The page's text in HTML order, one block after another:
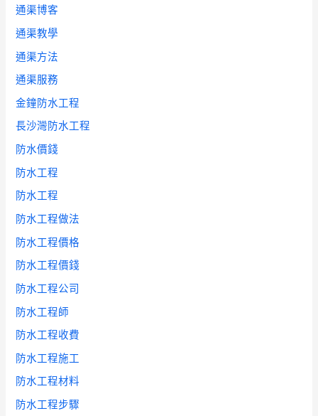
通渠博客
通渠教學
通渠方法
通渠服務
金鐘防水工程
長沙灣防水工程
防水價錢
防水工程
防水工程
防水工程做法
防水工程價格
防水工程價錢
防水工程公司
防水工程師
防水工程收費
防水工程施工
防水工程材料
防水工程步驟